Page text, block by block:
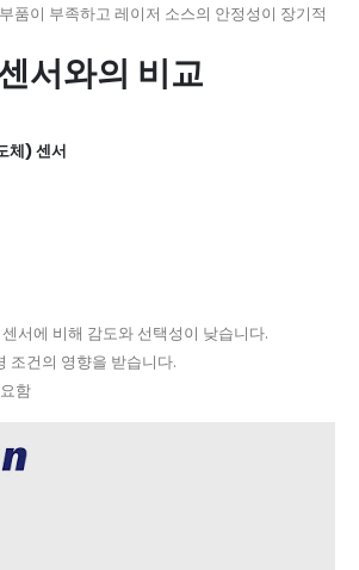
품이 부족하고 레이저 소스의 안정성이 장기적
서와의 비교
체) 센서
서에 비해 감도와 선택성이 낮습니다.
조건의 영향을 받습니다.
함